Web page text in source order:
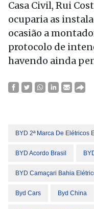
Casa Civil, Rui
ocuparia as
ocasião a
protocolo de
havendo ainda
BYD 2ª Marca De Elétricos
BYD Acordo Brasil
BYD Camaçari Bahia
Byd Cars Byd China